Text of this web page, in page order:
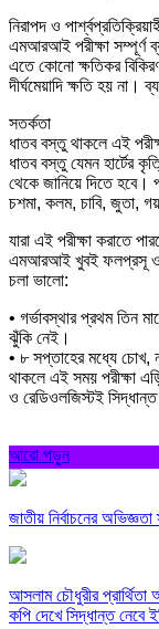
নিরাপদ ও
এমআরআই পরীক্ষা সম্পূর্ণ
এতে কোনো ক্ষতিকর
দীর্ঘমেয়াদি ক্ষতি হয় না।
সতর্কতা
ধাতব বস্তু থাকলে এই
ধাতব বস্তু যেমন হার্টের
থেকে জানিয়ে দিতে হবে।
চশমা, কলম, চাবি, জুতা,
যারা এই পরীক্ষা করাতে
এমআরআই খুবই ফলপ্রসূ ও
চলা ভালো:
• গর্ভাবস্থার প্রথম তিন
ঝুঁকি নেই।
• ৮ সপ্তাহের মধ্যে চোখ,
থাকলে এই সময় পরীক্ষা
ও রেডিওলজিস্টই সিদ্ধান্ত
আরো পড়ুন
জাতীয় নির্বাচনের
আসলাম চৌধুরীর
কপি দেখে সিদ্ধান্ত নেবে